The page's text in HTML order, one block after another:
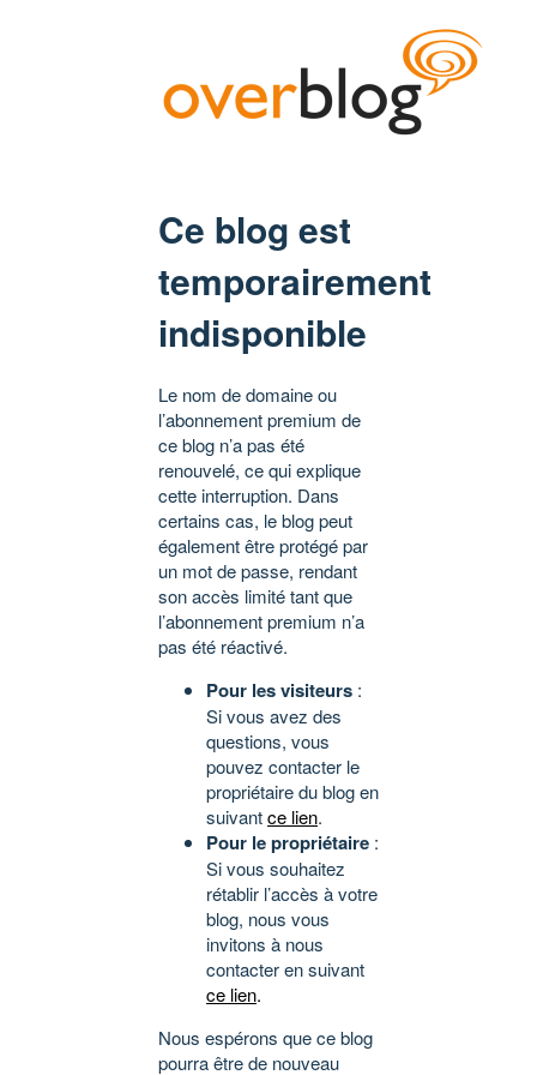
Ce blog est
temporairement
indisponible
Le nom de domaine ou
l’abonnement premium de
ce blog n’a pas été
renouvelé, ce qui explique
cette interruption. Dans
certains cas, le blog peut
également être protégé par
un mot de passe, rendant
son accès limité tant que
l’abonnement premium n’a
pas été réactivé.
Pour les visiteurs :
Si vous avez des
questions, vous
pouvez contacter le
propriétaire du blog en
suivantce lien.
Pour le propriétaire :
Si vous souhaitez
rétablir l’accès à votre
blog, nous vous
invitons à nous
contacter en suivant
ce lien.
Nous espérons que ce blog
pourra être de nouveau